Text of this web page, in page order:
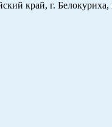
край, г.